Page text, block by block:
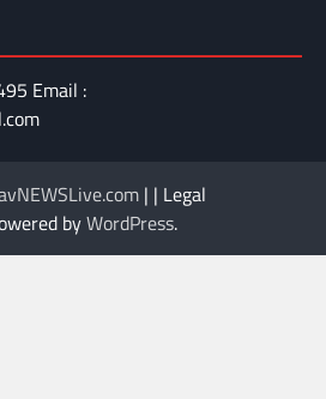
Email :
| | Legal
byWordPress.